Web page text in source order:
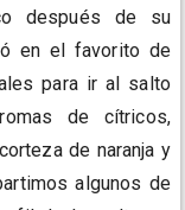
después de su
en el favorito de
para ir al salto
de cítricos,
de naranja y
algunos de